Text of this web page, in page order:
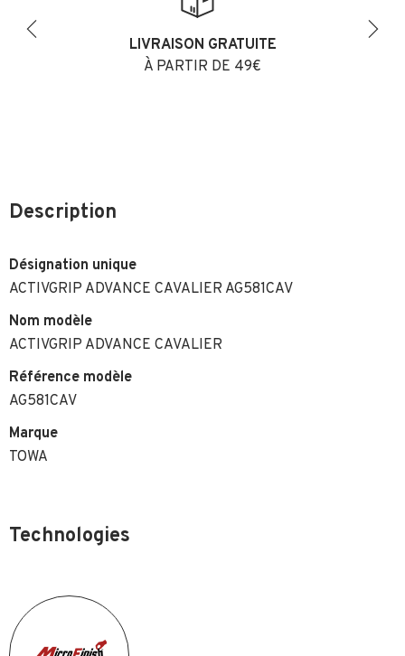
LIVRAISON GRATUITE
À PARTIR DE 49€
Description
Désignation unique
ACTIVGRIP ADVANCE CAVALIER AG581CAV
Nom modèle
ACTIVGRIP ADVANCE CAVALIER
Référence modèle
AG581CAV
Marque
TOWA
Technologies